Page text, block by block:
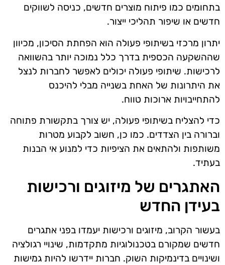
בתחומים כמו פיתוח מוצרים חדשים, כניסה לשווקים
חדשים או שיפור תהליכי ייצור.
יתרון מרכזי בשיתופי פעולה הוא הפחתת הסיכון, מכיוון
שההשקעה הכספית בדרך כלל נמוכה יותר בהשוואה
לרכישות. שיתופי פעולה יכולים לאפשר לחברות לנצל
את היתרונות של האחת בשנייה מבלי להיכנס
להתחייבויות ארוכות טווח.
כדי להצליח בשיתופי פעולה, יש צורך בתקשורת פתוחה
וברורה בין הצדדים. כמו כן, חשוב לקבוע מטרות
משותפות ולהתאים את הציפיות כדי למנוע אי הבנות
בעתיד.
האתגרים של מיזוגים ורכישות
בעידן החדש
בעשור הקרוב, מיזוגים ורכישות יעמדו בפני אתגרים
חדשים שמקורם בטכנולוגיות מתקדמות, שינויי רגולציה
ושינויים בדינמיקות השוק. חברות יידרשו להיות גמישות